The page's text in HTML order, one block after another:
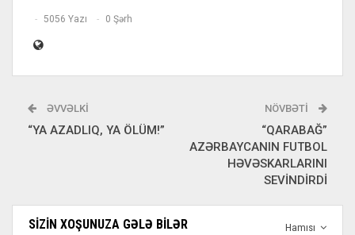
5056 Yazı 0 Şərh
ƏVVƏLKI
“YA AZADLIQ, YA ÖLÜM!”
NÖVBƏTI
“QARABAĞ”
AZƏRBAYCANIN FUTBOL
HƏVƏSKARLARINI
SEVİNDİRDİ
Hamısı
SIZIN XOŞUNUZA GƏLƏ BILƏR